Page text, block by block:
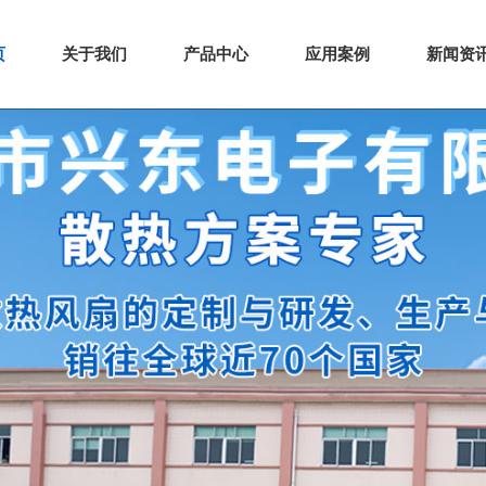
关于我们 产品中心 应用案例 新闻资